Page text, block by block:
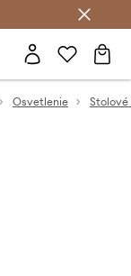
Osvetlenie